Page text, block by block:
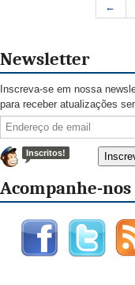
←
Newsletter
Inscreva-se em nossa
para receber atualizações
Inscritos!
Acompanhe-nos